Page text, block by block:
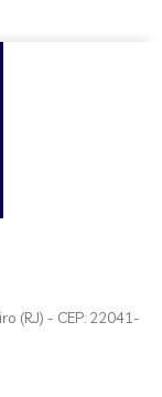
(RJ) - CEP: 22041-